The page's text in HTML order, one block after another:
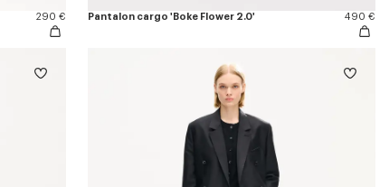
290 € Pantalon cargo 'Boke Flower 2.0' 490 €